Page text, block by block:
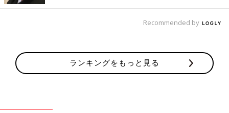
Recommended by
ランキングをもっと見る